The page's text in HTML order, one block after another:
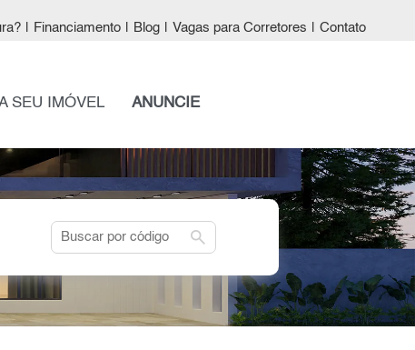
Financiamento Blog Vagas para Corretores Contato
SEU IMÓVEL ANUNCIE
search